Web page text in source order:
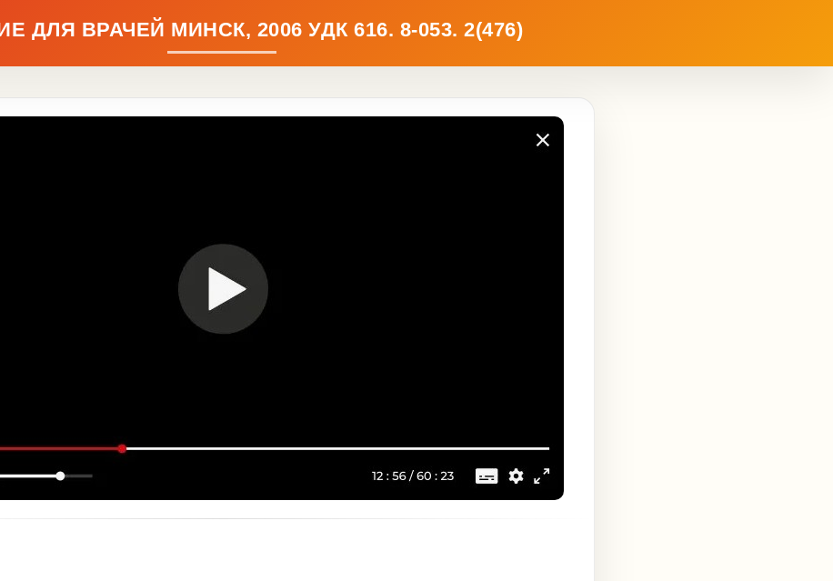
ДЛЯ ВРАЧЕЙ МИНСК, 2006 УДК 616. 8-053. 2(476)